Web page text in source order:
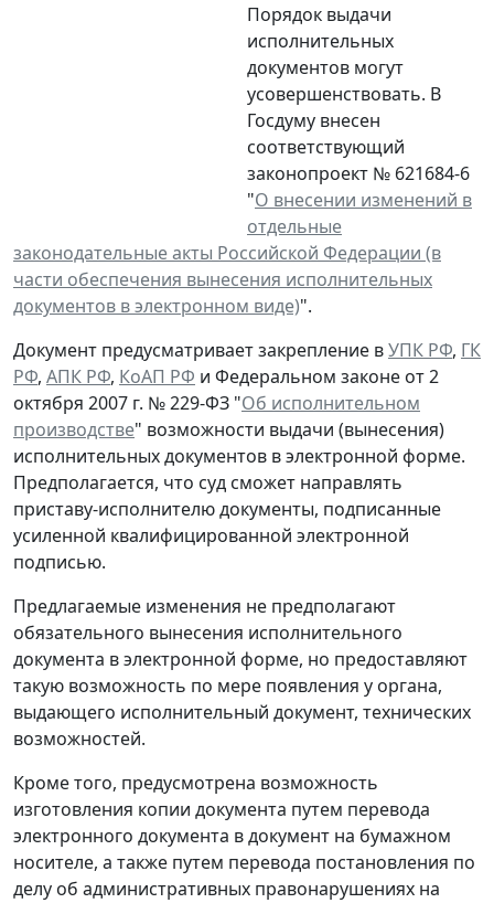
Порядок выдачи
исполнительных
документов могут
усовершенствовать. В
Госдуму внесен
соответствующий
законопроект № 621684-6
"О внесении изменений в
отдельные
законодательные акты Российской Федерации (в
части обеспечения вынесения исполнительных
документов в электронном виде)".
Документ предусматривает закрепление вУПК РФ, ГК
РФ, АПК РФ, КоАП РФ и Федеральном законе от 2
октября 2007 г. № 229-ФЗ "Об исполнительном
производстве" возможности выдачи (вынесения)
исполнительных документов в электронной форме.
Предполагается, что суд сможет направлять
приставу-исполнителю документы, подписанные
усиленной квалифицированной электронной
подписью.
Предлагаемые изменения не предполагают
обязательного вынесения исполнительного
документа в электронной форме, но предоставляют
такую возможность по мере появления у органа,
выдающего исполнительный документ, технических
возможностей.
Кроме того, предусмотрена возможность
изготовления копии документа путем перевода
электронного документа в документ на бумажном
носителе, а также путем перевода постановления по
делу об административных правонарушениях на